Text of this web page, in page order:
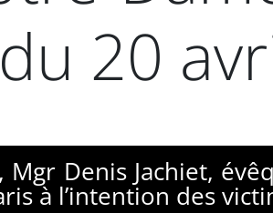
20
Denis Jachiet,
à l’intention des